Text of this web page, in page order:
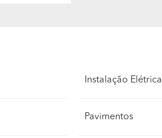
Instalação Elétrica
Pavimentos